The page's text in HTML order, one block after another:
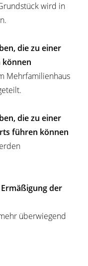
wird in
die zu einer
können
Mehrfamilienhaus
die zu einer
führen können
der
überwiegend